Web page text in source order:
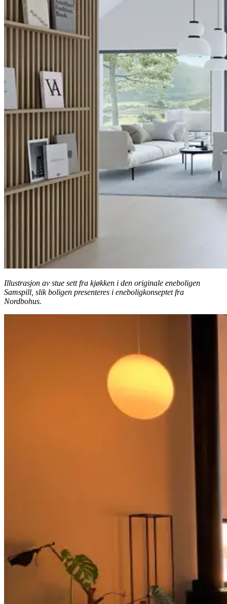
Illustrasjon av stue sett fra kjøkken i den originale eneboligen
Samspill, slik boligen presenteres i eneboligkonseptet fra
Nordbohus.